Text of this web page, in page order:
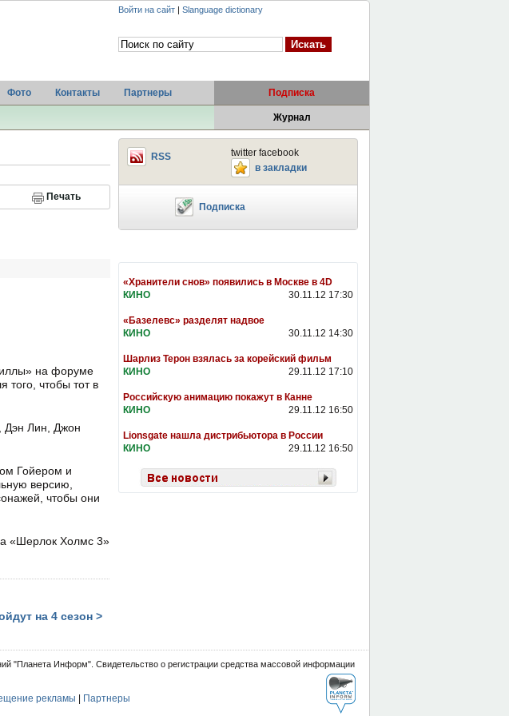
Войти на сайт | Slanguage dictionary
Фото Контакты Партнеры Подписка
Журнал
Печать
на форуме
того, чтобы тот в
Дэн Лин, Джон
Гойером и
версию,
чтобы они
«Шерлок Холмс 3»
на 4 сезон >
twitter facebook
RSS
в закладки
Подписка
«Хранители снов» появились в Москве в 4D
30.11.12 17:30
КИНО
«Базелевс» разделят надвое
30.11.12 14:30
КИНО
Шарлиз Терон взялась за корейский фильм
29.11.12 17:10
КИНО
Российскую анимацию покажут в Канне
29.11.12 16:50
КИНО
Lionsgate нашла дистрибьютора в России
29.11.12 16:50
КИНО
Информ". Свидетельство о регистрации средства массовой информации
рекламы Партнеры